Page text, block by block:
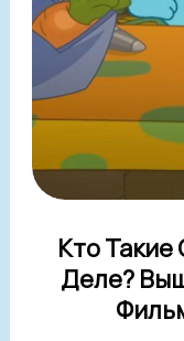
Кто
Деле?